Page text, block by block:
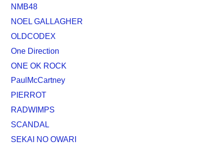
NMB48
NOEL GALLAGHER
OLDCODEX
One Direction
ONE OK ROCK
PaulMcCartney
PIERROT
RADWIMPS
SCANDAL
SEKAI NO OWARI